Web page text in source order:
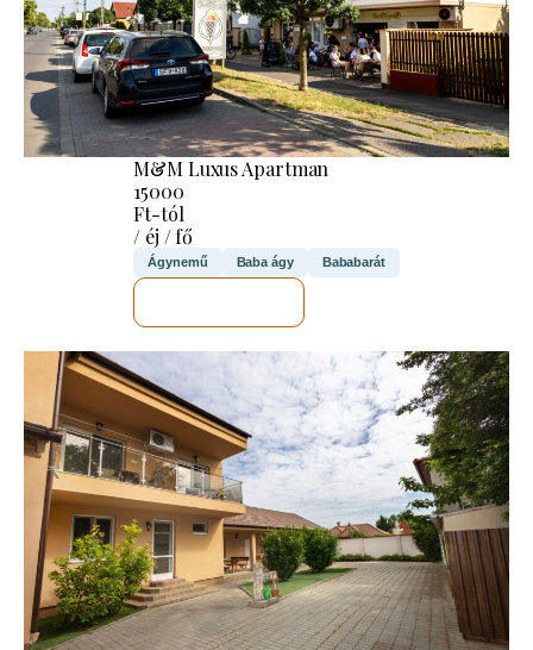
M&M Luxus Apartman
15000
Ft-tól
/ éj / fő
Ágynemű Baba ágy Bababarát